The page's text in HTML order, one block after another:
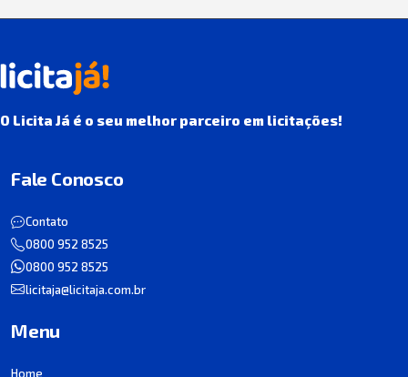
O Licita Já é o seu melhor parceiro em licitações!
Fale Conosco
Contato
0800 952 8525
0800 952 8525
licitaja@licitaja.com.br
Menu
Home